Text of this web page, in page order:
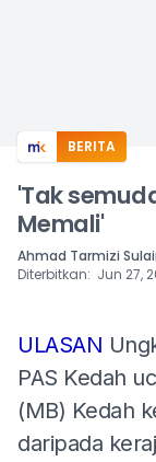
BERITA
'Tak
Memali'
Ahmad Tarmizi
Diterbitkan: Jun 27,
ULASAN
PAS Kedah
(MB) Kedah
daripada